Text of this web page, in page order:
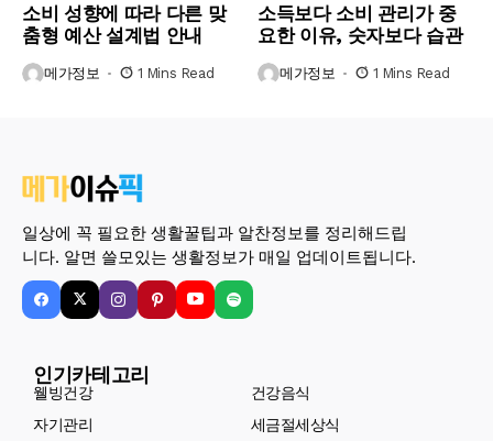
소비 성향에 따라 다른 맞
춤형 예산 설계법 안내
메가정보 1 Mins Read
소득보다 소비 관리가 중
요한 이유, 숫자보다 습관
메가정보 1 Mins Read
일상에 꼭 필요한 생활꿀팁과 알찬정보를 정리해드립
니다. 알면 쓸모있는 생활정보가 매일 업데이트됩니다.
인기카테고리
웰빙건강
건강음식
자기관리
세금절세상식